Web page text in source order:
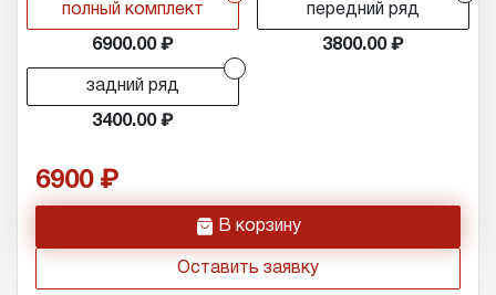
полный комплект
6900.00
передний ряд
3800.00
задний ряд
3400.00
6900
h В корзину
Оставить заявку